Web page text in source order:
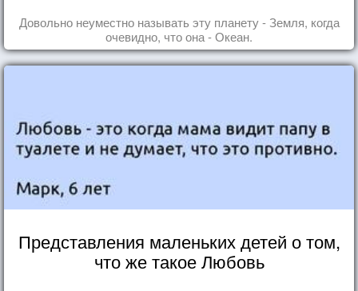
Довольно неуместно называть эту планету - Земля, когда
очевидно, что она - Океан.
Представления маленьких детей о том,
что же такое Любовь